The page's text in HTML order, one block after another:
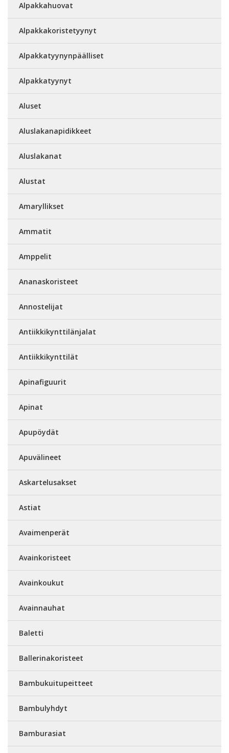
Alpakkahuovat
Alpakkakoristetyynyt
Alpakkatyynynpäälliset
Alpakkatyynyt
Aluset
Aluslakanapidikkeet
Aluslakanat
Alustat
Amaryllikset
Ammatit
Amppelit
Ananaskoristeet
Annostelijat
Antiikkikynttilänjalat
Antiikkikynttilät
Apinafiguurit
Apinat
Apupöydät
Apuvälineet
Askartelusakset
Astiat
Avaimenperät
Avainkoristeet
Avainkoukut
Avainnauhat
Baletti
Ballerinakoristeet
Bambukuitupeitteet
Bambulyhdyt
Bamburasiat